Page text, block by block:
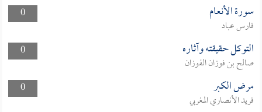
0
سورة الأنعام
فارس عباد
0
التوكل حقيقته وآثاره
صالح بن فوزان الفوزان
0
مرض الكبر
فريد الأنصاري المغربي